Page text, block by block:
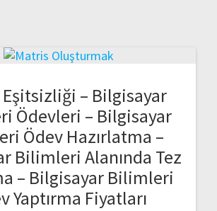
Eşitsizliği – Bilgisayar
Ödevleri – Bilgisayar
Ödev Hazırlatma –
Bilimleri Alanında Tez
– Bilgisayar Bilimleri
Yaptırma Fiyatları